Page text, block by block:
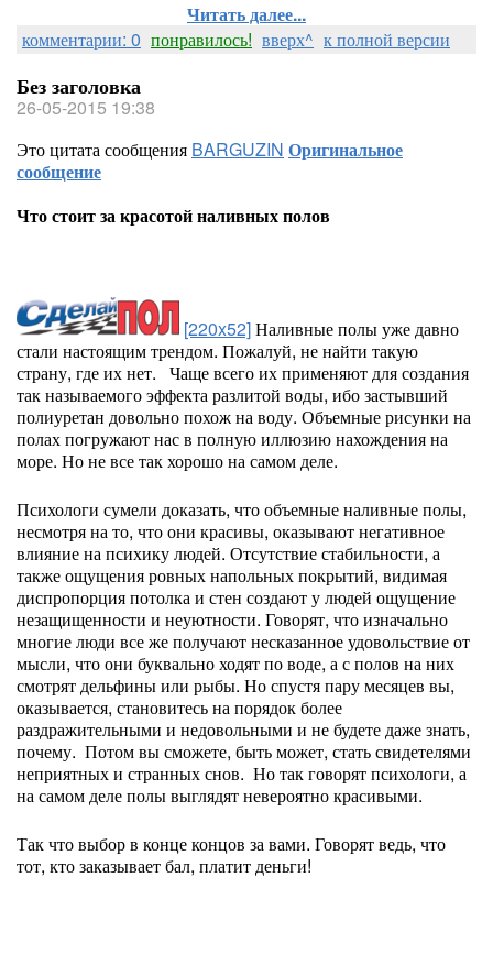
Читать далее...
комментарии: 0 понравилось! вверх^ к полной версии
Без заголовка
26-05-2015 19:38
Это цитата сообщения BARGUZIN Оригинальное
сообщение
Что стоит за красотой наливных полов
[220x52]Наливные полы уже давно
стали настоящим трендом. Пожалуй, не найти такую
страну, где их нет. Чаще всего их применяют для создания
так называемого эффекта разлитой воды, ибо застывший
полиуретан довольно похож на воду. Объемные рисунки на
полах погружают нас в полную иллюзию нахождения на
море. Но не все так хорошо на самом деле.
Психологи сумели доказать, что объемные наливные полы,
несмотря на то, что они красивы, оказывают негативное
влияние на психику людей. Отсутствие стабильности, а
также ощущения ровных напольных покрытий, видимая
диспропорция потолка и стен создают у людей ощущение
незащищенности и неуютности. Говорят, что изначально
многие люди все же получают несказанное удовольствие от
мысли, что они буквально ходят по воде, а с полов на них
смотрят дельфины или рыбы. Но спустя пару месяцев вы,
оказывается, становитесь на порядок более
раздражительными и недовольными и не будете даже знать,
почему. Потом вы сможете, быть может, стать свидетелями
неприятных и странных снов. Но так говорят психологи, а
на самом деле полы выглядят невероятно красивыми.
Так что выбор в конце концов за вами. Говорят ведь, что
тот, кто заказывает бал, платит деньги!